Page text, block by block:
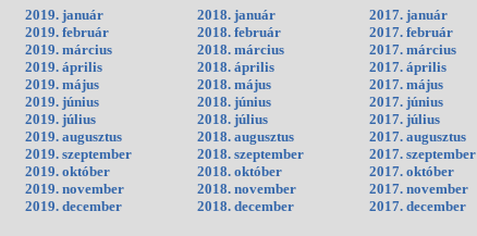
2019. január
2019. február
2019. március
2019. április
2019. május
2019. június
2019. július
2019. augusztus
2019. szeptember
2019. október
2019. november
2019. december
2018. január
2018. február
2018. március
2018. április
2018. május
2018. június
2018. július
2018. augusztus
2018. szeptember
2018. október
2018. november
2018. december
2017. január
2017. február
2017. március
2017. április
2017. május
2017. június
2017. július
2017. augusztus
2017. szeptember
2017. október
2017. november
2017. december